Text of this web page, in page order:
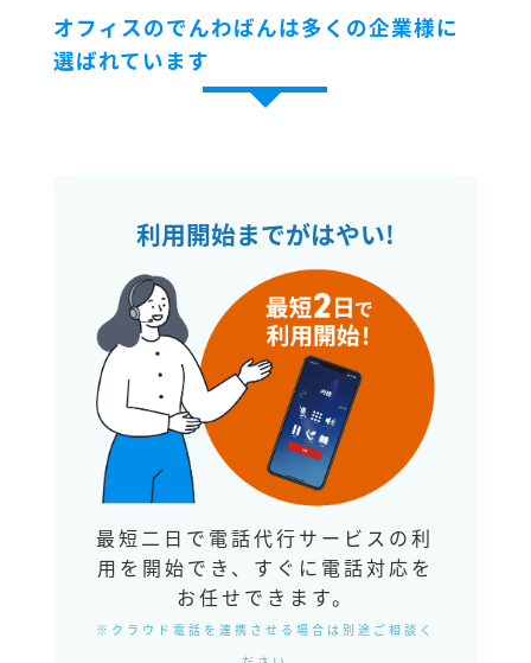
オフィスのでんわばんは多くの企業様に
選ばれています
利用開始までがはやい!
最短二日で電話代行サービスの利
用を開始でき、すぐに電話対応を
お任せできます。
※クラウド電話を連携させる場合は別途ご相談く